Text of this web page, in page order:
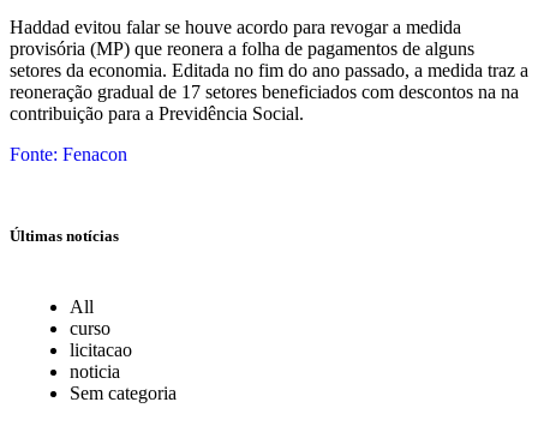
Haddad evitou falar se houve acordo para revogar a medida
provisória (MP) que reonera a folha de pagamentos de alguns
setores da economia. Editada no fim do ano passado, a medida traz a
reoneração gradual de 17 setores beneficiados com descontos na na
contribuição para a Previdência Social.
Fonte: Fenacon
Últimas notícias
All
curso
licitacao
noticia
Sem categoria